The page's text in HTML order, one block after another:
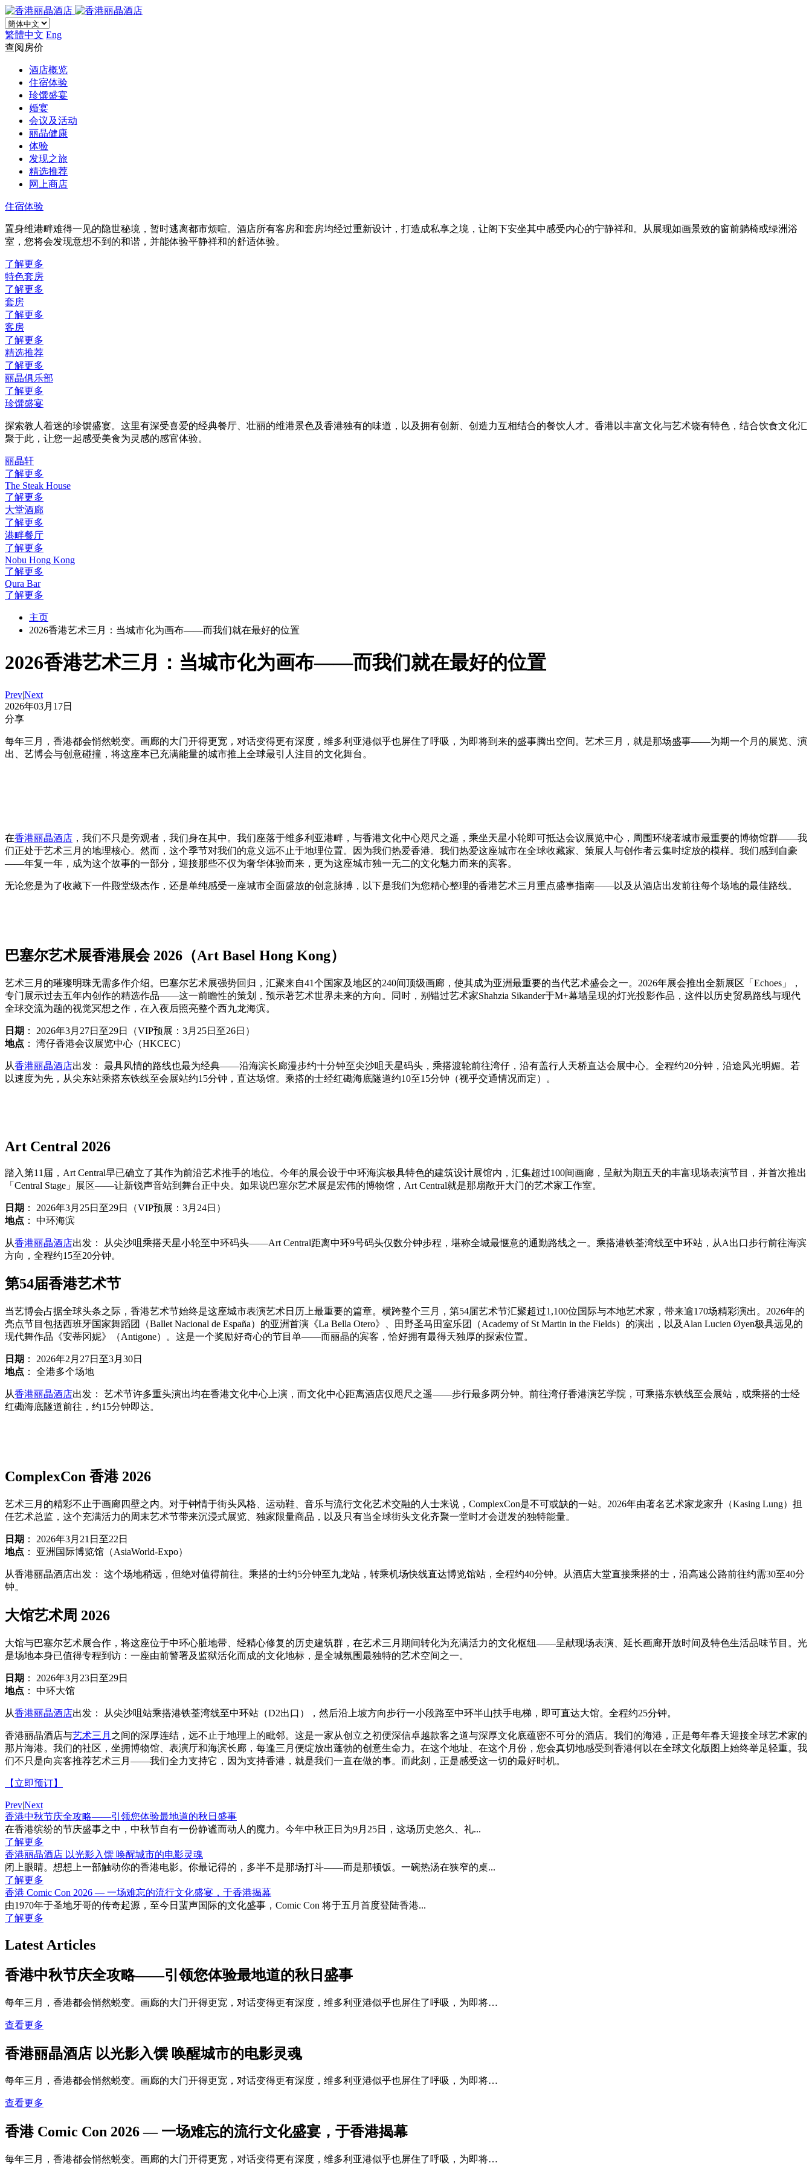
繁體中文 Eng
查阅房价
酒店概览
住宿体验
珍馔盛宴
婚宴
会议及活动
丽晶健康
体验
发现之旅
精选推荐
网上商店
住宿体验
置身维港畔难得一见的隐世秘境，暂时逃离都市烦喧。酒店所有客房和套房均经过重新设计，打造成私享之境​，让阁下安坐其中感受内心的宁静祥和。从展现如画景致的窗前躺椅或绿洲浴
室，您将会发现意想不到的和谐，并能体验平静祥和的舒适体验。
了解更多
特色套房
了解更多
套房
了解更多
客房
了解更多
精选推荐
了解更多
丽晶俱乐部
了解更多
珍馔盛宴
探索教人着迷的珍馔盛宴。这里有深受喜爱的经典餐厅、壮丽的维港景色及香港独有的味道，以及拥有创新、创造力互相结合的餐饮人才。香港以丰富文化与艺术饶有特色，结合饮食文化汇
聚于此，让您一起感受美食为灵感的感官体验。
丽晶轩
了解更多
The Steak House
了解更多
大堂酒廊
了解更多
港畔餐厅
了解更多
Nobu Hong Kong
了解更多
Qura Bar
了解更多
主页
2026香港艺术三月：当城市化为画布——而我们就在最好的位置
2026香港艺术三月：当城市化为画布——而我们就在最好的位置
Prev|Next
2026年03月17日
分享
每年三月，香港都会悄然蜕变。画廊的大门开得更宽，对话变得更有深度，维多利亚港似乎也屏住了呼吸，为即将到来的盛事腾出空间。艺术三月，就是那场盛事——为期一个月的展览、演
出、艺博会与创意碰撞，将这座本已充满能量的城市推上全球最引人注目的文化舞台。
在香港丽晶酒店 ，我们不只是旁观者，我们身在其中。我们座落于维多利亚港畔，与香港文化中心咫尺之遥，乘坐天星小轮即可抵达会议展览中心，周围环绕著城市最重要的博物馆群——我
们正处于艺术三月的地理核心。然而，这个季节对我们的意义远不止于地理位置。因为我们热爱香港。我们热爱这座城市在全球收藏家、策展人与创作者云集时绽放的模样。我们感到自豪
——年复一年，成为这个故事的一部分，迎接那些不仅为奢华体验而来，更为这座城市独一无二的文化魅力而来的宾客。
无论您是为了收藏下一件殿堂级杰作，还是单纯感受一座城市全面盛放的创意脉搏，以下是我们为您精心整理的香港艺术三月重点盛事指南——以及从酒店出发前往每个场地的最佳路线。
巴塞尔艺术展香港展会 2026（Art Basel Hong Kong）
艺术三月的璀璨明珠无需多作介绍。巴塞尔艺术展强势回归，汇聚来自41个国家及地区的240间顶级画廊，使其成为亚洲最重要的当代艺术盛会之一。2026年展会推出全新展区「Echoes」，
专门展示过去五年内创作的精选作品——这一前瞻性的策划，预示著艺术世界未来的方向。同时，别错过艺术家Shahzia Sikander于M+幕墙呈现的灯光投影作品，这件以历史贸易路线与现代
全球交流为题的视觉冥想之作，在入夜后照亮整个西九龙海滨。
日期 ： 2026年3月27日至29日（VIP预展：3月25日至26日）
地点 ： 湾仔香港会议展览中心（HKCEC）
从香港丽晶酒店出发： 最具风情的路线也最为经典——沿海滨长廊漫步约十分钟至尖沙咀天星码头，乘搭渡轮前往湾仔，沿有盖行人天桥直达会展中心。全程约20分钟，沿途风光明媚。若
以速度为先，从尖东站乘搭东铁线至会展站约15分钟，直达场馆。乘搭的士经红磡海底隧道约10至15分钟（视乎交通情况而定）。
Art Central 2026
踏入第11届，Art Central早已确立了其作为前沿艺术推手的地位。今年的展会设于中环海滨极具特色的建筑设计展馆内，汇集超过100间画廊，呈献为期五天的丰富现场表演节目，并首次推出
「Central Stage」展区——让新锐声音站到舞台正中央。如果说巴塞尔艺术展是宏伟的博物馆，Art Central就是那扇敞开大门的艺术家工作室。
日期 ： 2026年3月25日至29日（VIP预展：3月24日）
地点 ： 中环海滨
从香港丽晶酒店出发： 从尖沙咀乘搭天星小轮至中环码头——Art Central距离中环9号码头仅数分钟步程，堪称全城最惬意的通勤路线之一。乘搭港铁荃湾线至中环站，从A出口步行前往海滨
方向，全程约15至20分钟。
第54届香港艺术节
当艺博会占据全球头条之际，香港艺术节始终是这座城市表演艺术日历上最重要的篇章。横跨整个三月，第54届艺术节汇聚超过1,100位国际与本地艺术家，带来逾170场精彩演出。2026年的
亮点节目包括西班牙国家舞蹈团（Ballet Nacional de España）的亚洲首演《La Bella Otero》、田野圣马田室乐团（Academy of St Martin in the Fields）的演出，以及Alan Lucien Øyen极具远见的
现代舞作品《安蒂冈妮》（Antigone）。这是一个奖励好奇心的节目单——而丽晶的宾客，恰好拥有最得天独厚的探索位置。
日期 ： 2026年2月27日至3月30日
地点 ： 全港多个场地
从香港丽晶酒店出发： 艺术节许多重头演出均在香港文化中心上演，而文化中心距离酒店仅咫尺之遥——步行最多两分钟。前往湾仔香港演艺学院，可乘搭东铁线至会展站，或乘搭的士经
红磡海底隧道前往，约15分钟即达。
ComplexCon 香港 2026
艺术三月的精彩不止于画廊四壁之内。对于钟情于街头风格、运动鞋、音乐与流行文化艺术交融的人士来说，ComplexCon是不可或缺的一站。2026年由著名艺术家龙家升（Kasing Lung）担
任艺术总监，这个充满活力的周末艺术节带来沉浸式展览、独家限量商品，以及只有当全球街头文化齐聚一堂时才会迸发的独特能量。
日期 ： 2026年3月21日至22日
地点 ： 亚洲国际博览馆（AsiaWorld-Expo）
从香港丽晶酒店出发： 这个场地稍远，但绝对值得前往。乘搭的士约5分钟至九龙站，转乘机场快线直达博览馆站，全程约40分钟。从酒店大堂直接乘搭的士，沿高速公路前往约需30至40分
钟。
大馆艺术周 2026
大馆与巴塞尔艺术展合作，将这座位于中环心脏地带、经精心修复的历史建筑群，在艺术三月期间转化为充满活力的文化枢纽——呈献现场表演、延长画廊开放时间及特色生活品味节目。光
是场地本身已值得专程到访：一座由前警署及监狱活化而成的文化地标，是全城氛围最独特的艺术空间之一。
日期 ： 2026年3月23日至29日
地点 ： 中环大馆
从香港丽晶酒店出发： 从尖沙咀站乘搭港铁荃湾线至中环站（D2出口），然后沿上坡方向步行一小段路至中环半山扶手电梯，即可直达大馆。全程约25分钟。
香港丽晶酒店与艺术三月 之间的深厚连结，远不止于地理上的毗邻。这是一家从创立之初便深信卓越款客之道与深厚文化底蕴密不可分的酒店。我们的海港，正是每年春天迎接全球艺术家的
那片海港。我们的社区，坐拥博物馆、表演厅和海滨长廊，每逢三月便绽放出蓬勃的创意生命力。在这个地址、在这个月份，您会真切地感受到香港何以在全球文化版图上始终举足轻重。我
们不只是向宾客推荐艺术三月——我们全力支持它，因为支持香港，就是我们一直在做的事。而此刻，正是感受这一切的最好时机。
【立即预订】
Prev|Next
香港中秋节庆全攻略——引领您体验最地道的秋日盛事
在香港缤纷的节庆盛事之中，中秋节自有一份静谧而动人的魔力。今年中秋正日为9月25日，这场历史悠久、礼...
了解更多
香港丽晶酒店 以光影入馔 唤醒城市的电影灵魂
闭上眼睛。想想上一部触动你的香港电影。你最记得的，多半不是那场打斗——而是那顿饭。一碗热汤在狭窄的桌...
了解更多
香港 Comic Con 2026 — 一场难忘的流行文化盛宴，于香港揭幕
由1970年于圣地牙哥的传奇起源，至今日蜚声国际的文化盛事，Comic Con 将于五月首度登陆香港...
了解更多
Latest Articles
香港中秋节庆全攻略——引领您体验最地道的秋日盛事
每年三月，香港都会悄然蜕变。画廊的大门开得更宽，对话变得更有深度，维多利亚港似乎也屏住了呼吸，为即将…
查看更多
香港丽晶酒店 以光影入馔 唤醒城市的电影灵魂
每年三月，香港都会悄然蜕变。画廊的大门开得更宽，对话变得更有深度，维多利亚港似乎也屏住了呼吸，为即将…
查看更多
香港 Comic Con 2026 — 一场难忘的流行文化盛宴，于香港揭幕
每年三月，香港都会悄然蜕变。画廊的大门开得更宽，对话变得更有深度，维多利亚港似乎也屏住了呼吸，为即将…